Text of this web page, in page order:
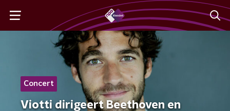
Concert
Viotti dirigeert Beethoven en